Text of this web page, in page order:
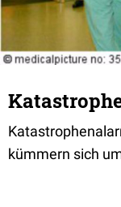
kümmern sich